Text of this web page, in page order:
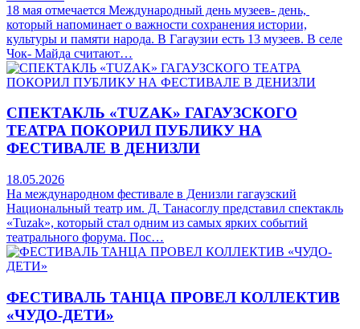
18 мая отмечается Международный день музеев- день,
который напоминает о важности сохранения истории,
культуры и памяти народа. В Гагаузии есть 13 музеев. В селе
Чок- Майда считают…
СПЕКТАКЛЬ «TUZAK» ГАГАУЗСКОГО
ТЕАТРА ПОКОРИЛ ПУБЛИКУ НА
ФЕСТИВАЛЕ В ДЕНИЗЛИ
18.05.2026
На международном фестивале в Денизли гагаузский
Национальный театр им. Д. Танасоглу представил спектакль
«Tuzak», который стал одним из самых ярких событий
театрального форума. Пос…
ФЕСТИВАЛЬ ТАНЦА ПРОВЕЛ КОЛЛЕКТИВ
«ЧУДО-ДЕТИ»